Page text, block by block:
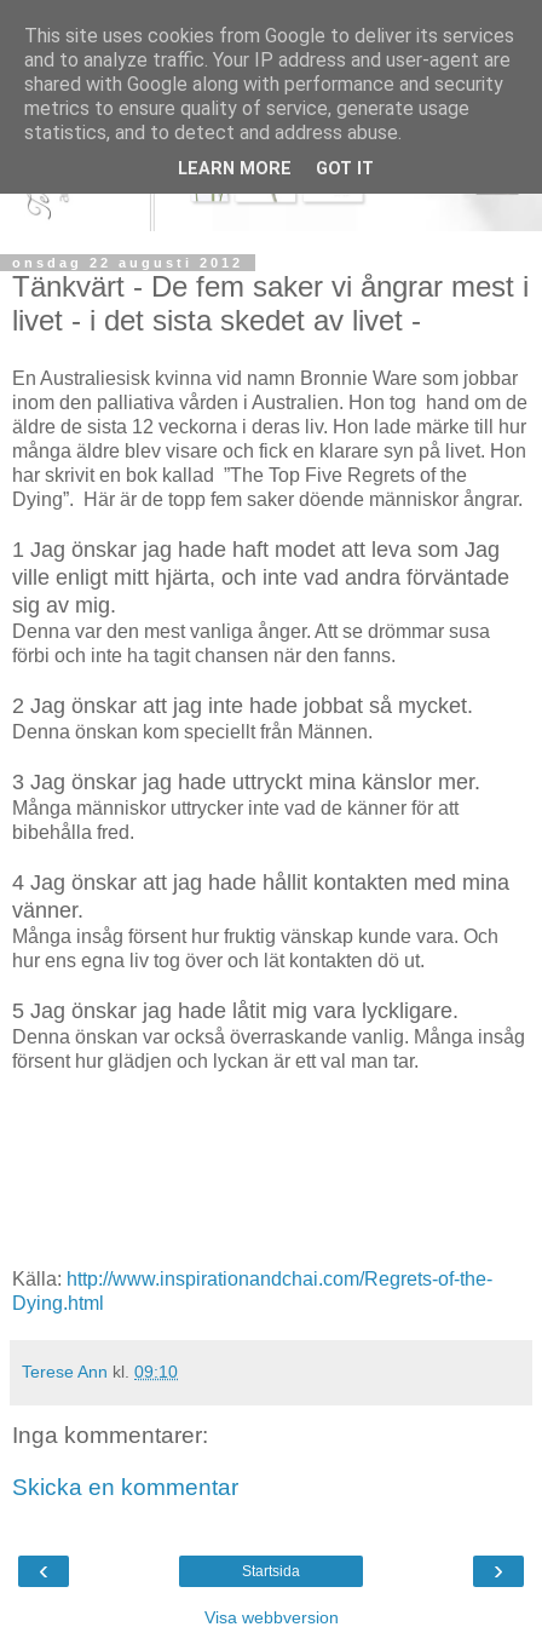
onsdag 22 augusti 2012
Tänkvärt - De fem saker vi ångrar mest i
livet - i det sista skedet av livet -
En Australiesisk kvinna vid namn Bronnie Ware som jobbar
inom den palliativa vården i Australien. Hon tog hand om de
äldre de sista 12 veckorna i deras liv. Hon lade märke till hur
många äldre blev visare och fick en klarare syn på livet. Hon
har skrivit en bok kallad ”The Top Five Regrets of the
Dying”. Här är de topp fem saker döende människor ångrar.
1 Jag önskar jag hade haft modet att leva som Jag
ville enligt mitt hjärta, och inte vad andra förväntade
sig av mig.
Denna var den mest vanliga ånger. Att se drömmar susa
förbi och inte ha tagit chansen när den fanns.
2 Jag önskar att jag inte hade jobbat så mycket.
Denna önskan kom speciellt från Männen.
3 Jag önskar jag hade uttryckt mina känslor mer.
Många människor uttrycker inte vad de känner för att
bibehålla fred.
4 Jag önskar att jag hade hållit kontakten med mina
vänner.
Många insåg försent hur fruktig vänskap kunde vara. Och
hur ens egna liv tog över och lät kontakten dö ut.
5 Jag önskar jag hade låtit mig vara lyckligare.
Denna önskan var också överraskande vanlig. Många insåg
försent hur glädjen och lyckan är ett val man tar.
Källa: http://www.inspirationandchai.com/Regrets-of-the-
Dying.html
Terese Ann kl. 09:10
Inga kommentarer:
Skicka en kommentar
‹ ›
Startsida
Visa webbversion
This site uses cookies from Google to deliver its services
and to analyze traffic. Your IP address and user-agent are
shared with Google along with performance and security
metrics to ensure quality of service, generate usage
statistics, and to detect and address abuse.
LEARN MORE GOT IT